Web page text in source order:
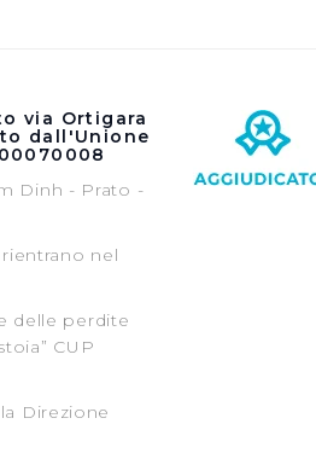
via Ortigara
dall'Unione
Dinh - Prato -
nel
delle perdite
CUP
Direzione